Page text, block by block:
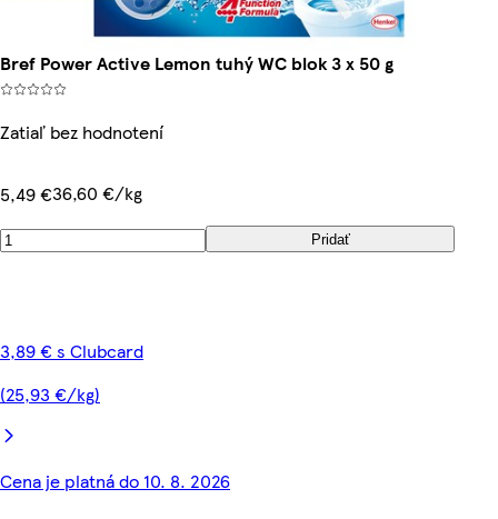
Bref Power Active Lemon tuhý WC blok 3 x 50 g
Zatiaľ bez hodnotení
5,49 €36,60 €/kg
Pridať
3,89 € s Clubcard
(25,93 €/kg)
Cena je platná do 10. 8. 2026